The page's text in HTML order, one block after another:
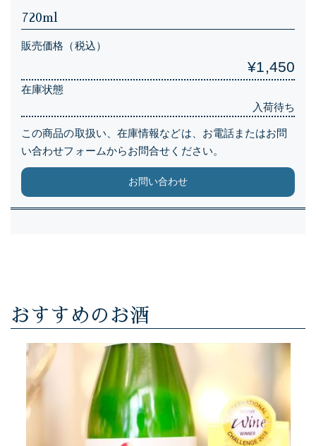
720ml
販売価格（税込）
¥1,450
在庫状態
入荷待ち
この商品の取扱い、在庫情報などは、お電話またはお問
い合わせフォームからお問合せください。
お問い合わせ
おすすめのお酒